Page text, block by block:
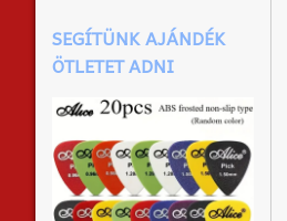
SEGÍTÜNK AJÁNDÉK
ÖTLETET ADNI